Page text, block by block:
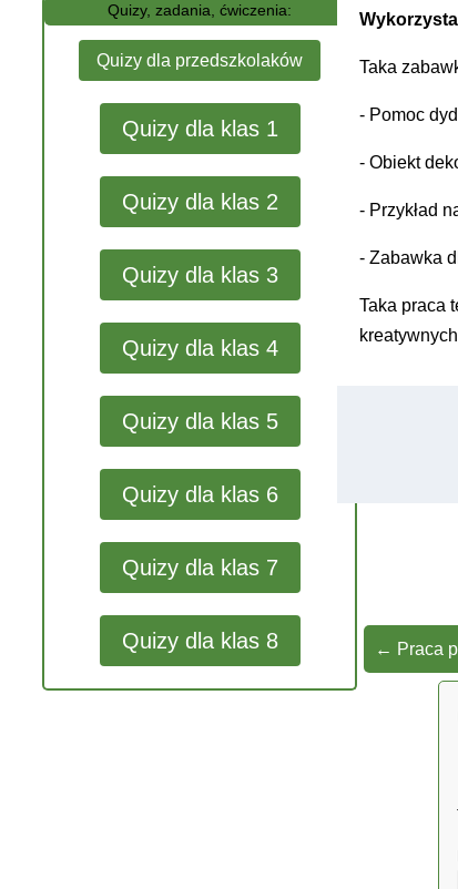
Quizy, zadania, ćwiczenia:
Quizy dla przedszkolaków
Quizy dla klas 1
Quizy dla klas 2
Quizy dla klas 3
Quizy dla klas 4
Quizy dla klas 5
Quizy dla klas 6
Quizy dla klas 7
Quizy dla klas 8
Taka
- Pomoc
- Obiekt
- Przykład
- Zabawka
Taka praca
← Praca